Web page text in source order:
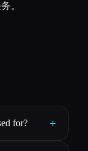
。
for? +